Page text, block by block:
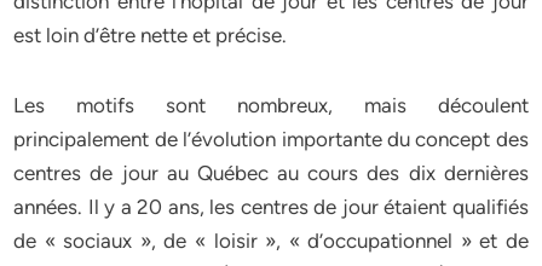
est loin d’être nette et précise.
Les motifs sont nombreux, mais découlent
principalement de l’évolution importante du concept des
centres de jour au Québec au cours des dix dernières
années. Il y a 20 ans, les centres de jour étaient qualifiés
de « sociaux », de « loisir », « d’occupationnel » et de